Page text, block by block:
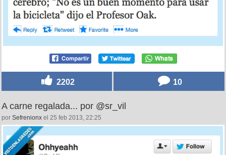
2202 10
A carne regalada... por @sr_vil
por Sefrenionx el 25 feb 2013, 22:25